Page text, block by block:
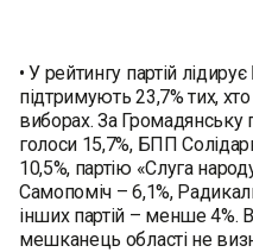
• У рейтингу партій
підтримують 23,7% тих,
виборах. За Громадянську
голоси 15,7%, БПП
10,5%, партію «Слуга
Самопоміч – 6,1%,
інших партій – менше 4%.
мешканець області не